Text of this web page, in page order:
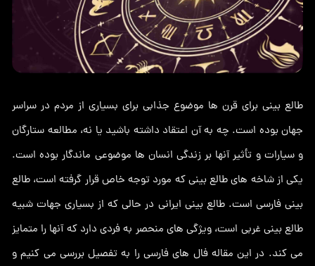
طالع بینی برای قرن ها موضوع جذابی برای بسیاری از مردم در سراسر
جهان بوده است. چه به آن اعتقاد داشته باشید یا نه، مطالعه ستارگان
و سیارات و تأثیر آنها بر زندگی انسان ها موضوعی ماندگار بوده است.
یکی از شاخه های طالع بینی که مورد توجه خاص قرار گرفته است، طالع
بینی فارسی است. طالع بینی ایرانی در حالی که از بسیاری جهات شبیه
طالع بینی غربی است، ویژگی های منحصر به فردی دارد که آنها را متمایز
می کند. در این مقاله فال های فارسی را به تفصیل بررسی می کنیم و